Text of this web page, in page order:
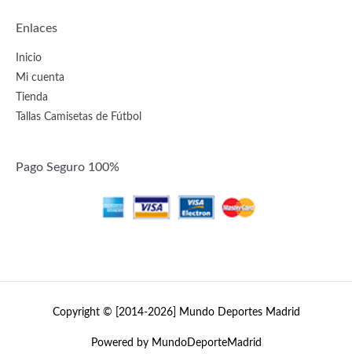
Enlaces
Inicio
Mi cuenta
Tienda
Tallas Camisetas de Fútbol
Pago Seguro 100%
Copyright © [2014-2026] Mundo Deportes Madrid
Powered by MundoDeporteMadrid